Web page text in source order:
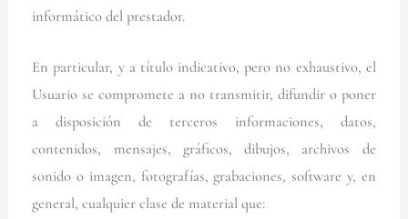
informático del prestador.
En particular, y a título indicativo, pero no exhaustivo, el
Usuario se compromete a no transmitir, difundir o poner
a disposición de terceros informaciones, datos,
contenidos, mensajes, gráficos, dibujos, archivos de
sonido o imagen, fotografías, grabaciones, software y, en
general, cualquier clase de material que: